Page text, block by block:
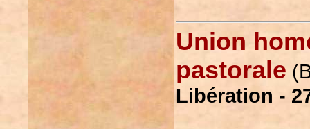
Union
pastorale
Libération -